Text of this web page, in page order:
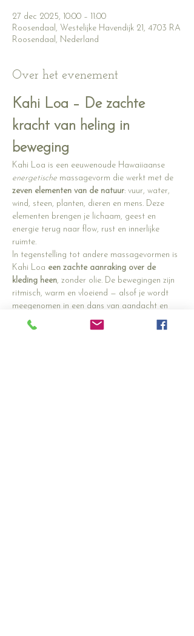
27 dec 2025, 10:00 – 11:00
Roosendaal, Westelijke Havendijk 21, 4703 RA
Roosendaal, Nederland
Over het evenement
Kahi Loa – De zachte
kracht van heling in
beweging
Kahi Loa is een eeuwenoude Hawaiiaanse
energetische massagevorm die werkt met de
zeven elementen van de natuur: vuur, water,
wind, steen, planten, dieren en mens. Deze
elementen brengen je lichaam, geest en
energie terug naar flow, rust en innerlijke
ruimte.
In tegenstelling tot andere massagevormen is
Kahi Loa een zachte aanraking over de
kleding heen, zonder olie. De bewegingen zijn
ritmisch, warm en vloeiend — alsof je wordt
meegenomen in een dans van aandacht en
energie. Het nodigt je uit om spanning los te
laten, je zenuwstelsel te verzachten en weer